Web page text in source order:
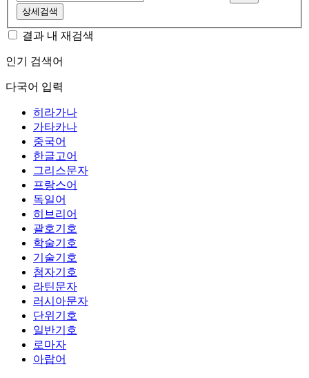
상세검색
결과 내 재검색
인기 검색어
다국어 입력
히라가나
가타카나
중국어
한글고어
그리스문자
프랑스어
독일어
히브리어
괄호기호
학술기호
기술기호
첨자기호
라틴문자
러시아문자
단위기호
일반기호
로마자
아랍어